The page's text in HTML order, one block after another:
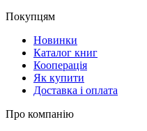
Покупцям
Новинки
Каталог книг
Кооперація
Як купити
Доставка і оплата
Про компанію